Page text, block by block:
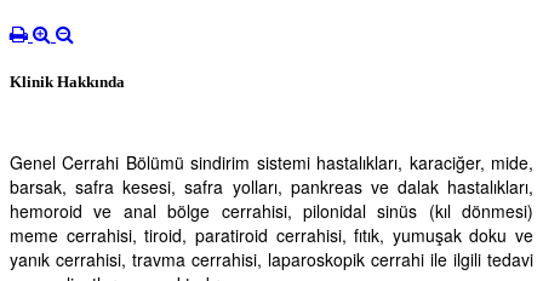
Klinik Hakkında
Genel Cerrahi Bölümü sindirim sistemi hastalıkları, karaciğer, mide,
barsak, safra kesesi, safra yolları, pankreas ve dalak hastalıkları,
hemoroid ve anal bölge cerrahisi, pilonidal sinüs (kıl dönmesi)
meme cerrahisi, tiroid, paratiroid cerrahisi, fıtık, yumuşak doku ve
yanık cerrahisi, travma cerrahisi, laparoskopik cerrahi ile ilgili tedavi